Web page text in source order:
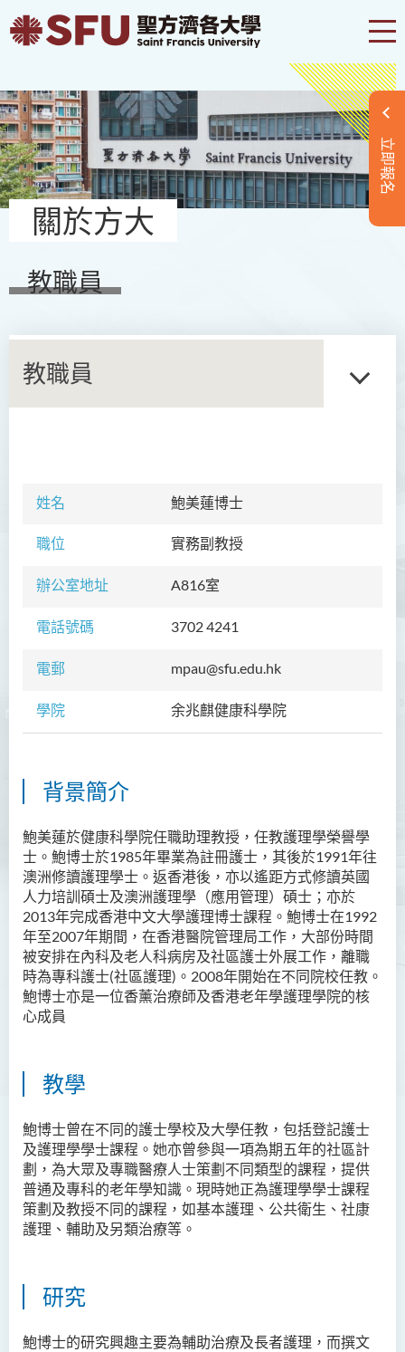
立即報名
關於方大
教職員
教職員
姓名 鮑美蓮博士
職位 實務副教授
辦公室地址 A816室
電話號碼 3702 4241
電郵 mpau@sfu.edu.hk
學院 余兆麒健康科學院
背景簡介
鮑美蓮於健康科學院任職助理教授，任教護理學榮譽學
士。鮑博士於1985年畢業為註冊護士，其後於1991年往
澳洲修讀護理學士。返香港後，亦以遙距方式修讀英國
人力培訓碩士及澳洲護理學（應用管理）碩士；亦於
2013年完成香港中文大學護理博士課程。鮑博士在1992
年至2007年期間，在香港醫院管理局工作，大部份時間
被安排在內科及老人科病房及社區護士外展工作，離職
時為專科護士(社區護理)。2008年開始在不同院校任教。
鮑博士亦是一位香薰治療師及香港老年學護理學院的核
心成員
教學
鮑博士曾在不同的護士學校及大學任教，包括登記護士
及護理學學士課程。她亦曾參與一項為期五年的社區計
劃，為大眾及專職醫療人士策劃不同類型的課程，提供
普通及專科的老年學知識。現時她正為護理學學士課程
策劃及教授不同的課程，如基本護理、公共衛生、社康
護理、輔助及另類治療等。
研究
鮑博士的研究興趣主要為輔助治療及長者護理，而撰文
院長的話
課程概覽
教職員
2018